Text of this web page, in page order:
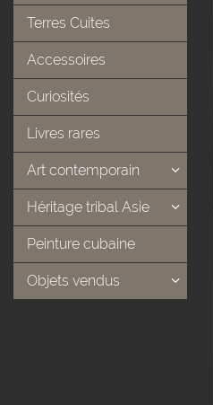
Terres Cuites
Accessoires
Curiosités
Livres rares
Art contemporain
Héritage tribal Asie
Peinture cubaine
Objets vendus